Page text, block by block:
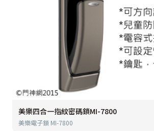
美樂四合一指紋密碼鎖MI-7800
美樂電子鎖 MI-7800